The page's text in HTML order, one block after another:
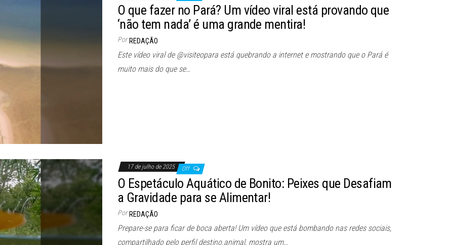
O que fazer no Pará? Um vídeo viral está provando que
‘não tem nada’ é uma grande mentira!
Por REDAÇÃO
Este vídeo viral de @visiteopara está quebrando a internet e mostrando que o Pará é
muito mais do que se…
17 de julho de 2025 Off
O Espetáculo Aquático de Bonito: Peixes que Desafiam
a Gravidade para se Alimentar!
Por REDAÇÃO
Prepare-se para ficar de boca aberta! Um vídeo que está bombando nas redes sociais,
compartilhado pelo perfil destino.animal, mostra um…